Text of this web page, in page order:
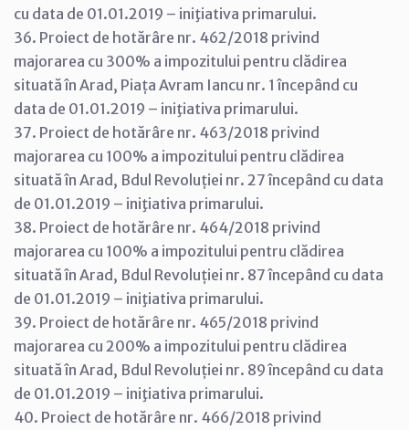
cu data de 01.01.2019 – iniţiativa primarului.
36. Proiect de hotărâre nr. 462/2018 privind
majorarea cu 300% a impozitului pentru clădirea
situată în Arad, Piața Avram Iancu nr. 1 începând cu
data de 01.01.2019 – iniţiativa primarului.
37. Proiect de hotărâre nr. 463/2018 privind
majorarea cu 100% a impozitului pentru clădirea
situată în Arad, Bdul Revoluției nr. 27 începând cu data
de 01.01.2019 – iniţiativa primarului.
38. Proiect de hotărâre nr. 464/2018 privind
majorarea cu 100% a impozitului pentru clădirea
situată în Arad, Bdul Revoluției nr. 87 începând cu data
de 01.01.2019 – iniţiativa primarului.
39. Proiect de hotărâre nr. 465/2018 privind
majorarea cu 200% a impozitului pentru clădirea
situată în Arad, Bdul Revoluției nr. 89 începând cu data
de 01.01.2019 – iniţiativa primarului.
40. Proiect de hotărâre nr. 466/2018 privind